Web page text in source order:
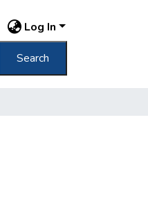
Log In
Search